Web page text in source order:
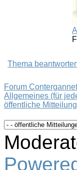
Thema
Forum
Allgemeines (für
öffentliche